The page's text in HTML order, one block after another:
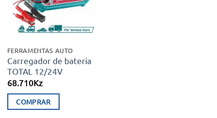
FERRAMENTAS AUTO
Carregador de bateria
TOTAL 12/24V
68.710Kz
COMPRAR